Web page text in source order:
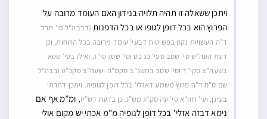
ויתכן ששאלה זו תהיה תלויה בנידון האם העומד מרובה על
הפרוץ הוא בכל דופן לגופו או בכל הדפנות (דבבה”ל סי’ תרל
ד”ה העשויות נקט בפשיטות דבעי’ עומד מרובה בכל הרוחות, וכן
דעת העה”ש סי’ שסב סעי’ כג כט וסי’ שסג סי”ז, ואילו בסי’ שסא
בשעה”צ סקי”ד וסי’ שסב במשנ”ב סקמ”ה ושעה”צ סקכ”ט ובבה”ל
שם ס”ח ד”ה פרוץ משמע דאזלי’ בכל דופן לגופיה, ויתכן דתרתי
בעינן, ועי’ חזו”א סי’ עה סק”ג מש”כ כן בדעת רש”י), ומ”מ אף אם
נימא דבזה אזלי’ בכל דופן לגופיה מ”מ אכתי יש מקום אולי